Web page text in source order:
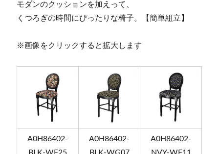
モダンのクッションを加えって、
くつろぎの時間にぴったりな椅子。【簡単組立】
※画像をクリックすると拡大します
A0H86402-
A0H86402-
A0H86402-